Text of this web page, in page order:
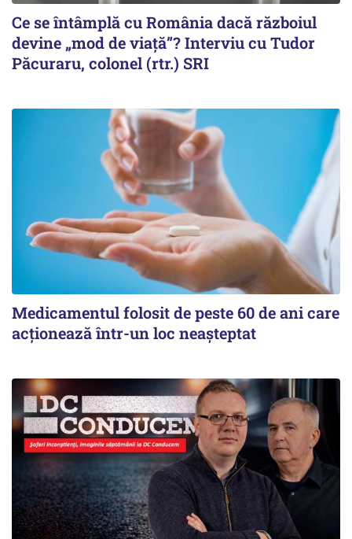
Ce se întâmplă cu România dacă războiul
devine „mod de viață”? Interviu cu Tudor
Păcuraru, colonel (rtr.) SRI
Medicamentul folosit de peste 60 de ani care
acționează într-un loc neașteptat